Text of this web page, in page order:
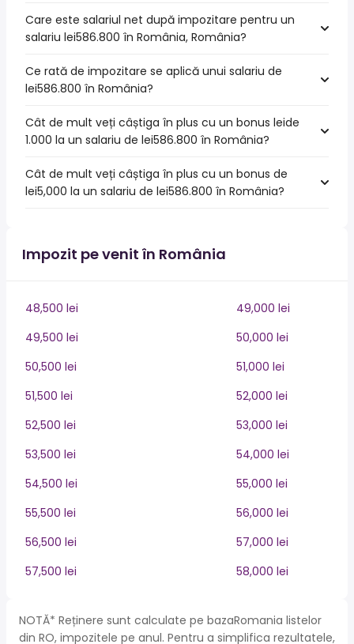
Care este salariul net după impozitare pentru un
salariu lei586.800 în România, România?
Ce rată de impozitare se aplică unui salariu de
lei586.800 în România?
Cât de mult veți câștiga în plus cu un bonus leide
1.000 la un salariu de lei586.800 în România?
Cât de mult veți câștiga în plus cu un bonus de
lei5,000 la un salariu de lei586.800 în România?
Impozit pe venit în România
48,500 lei
49,000 lei
49,500 lei
50,000 lei
50,500 lei
51,000 lei
51,500 lei
52,000 lei
52,500 lei
53,000 lei
53,500 lei
54,000 lei
54,500 lei
55,000 lei
55,500 lei
56,000 lei
56,500 lei
57,000 lei
57,500 lei
58,000 lei
NOTĂ* Reținere sunt calculate pe bazaRomania listelor
din RO, impozitele pe anul. Pentru a simplifica rezultatele,